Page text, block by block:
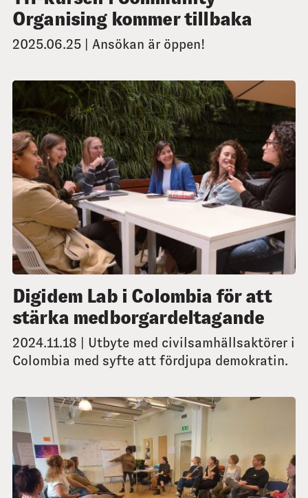
Organising kommer tillbaka
2025.06.25 | Ansökan är öppen!
Digidem Lab i Colombia för att
stärka medborgardeltagande
2024.11.18 | Utbyte med civilsamhällsaktörer i
Colombia med syfte att fördjupa demokratin.